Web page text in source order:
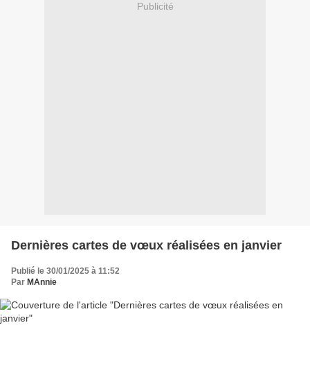
Publicité
Dernières cartes de vœux réalisées en janvier
Publié le 30/01/2025 à 11:52
Par MAnnie